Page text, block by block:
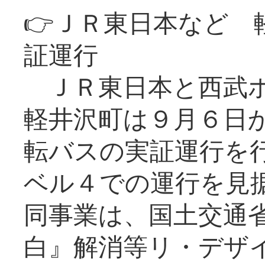
👉ＪＲ東日本など
証運行
ＪＲ東日本と西武
軽井沢町は９月６日
転バスの実証運行を
ベル４での運行を見
同事業は、国土交通
白』解消等リ・デザ